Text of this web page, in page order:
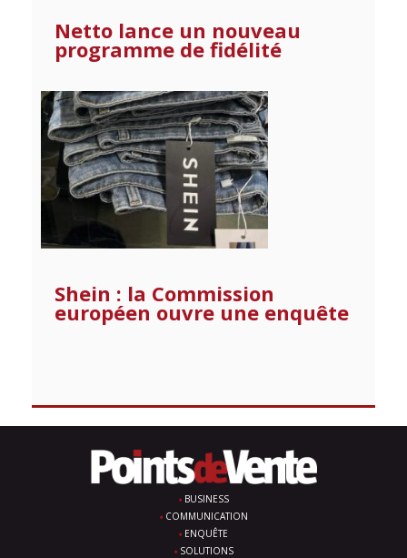
Netto lance un nouveau
programme de fidélité
Shein : la Commission
européen ouvre une enquête
BUSINESS
COMMUNICATION
ENQUÊTE
SOLUTIONS